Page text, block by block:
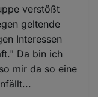
verstößt
geltende
Interessen
Da bin ich
mir da so eine